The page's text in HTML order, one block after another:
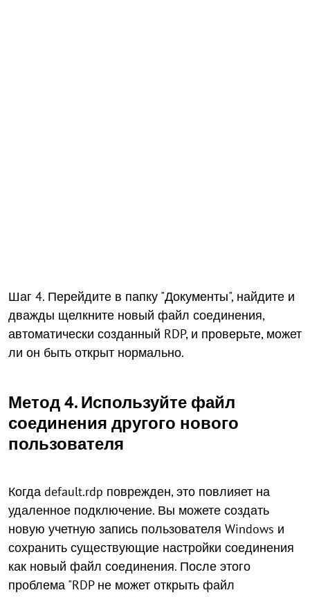
Шаг 4. Перейдите в папку "Документы", найдите и
дважды щелкните новый файл соединения,
автоматически созданный RDP, и проверьте, может
ли он быть открыт нормально.
Метод 4. Используйте файл
соединения другого нового
пользователя
Когда default.rdp поврежден, это повлияет на
удаленное подключение. Вы можете создать
новую учетную запись пользователя Windows и
сохранить существующие настройки соединения
как новый файл соединения. После этого
проблема "RDP не может открыть файл